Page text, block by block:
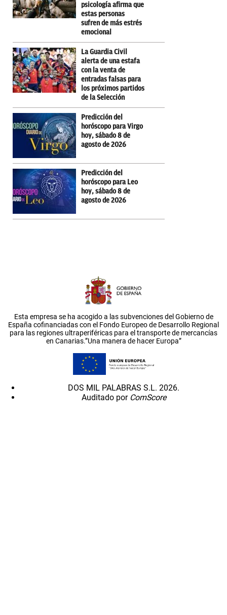
psicología afirma que
estas personas
sufren de más estrés
emocional
La Guardia Civil
alerta de una estafa
con la venta de
entradas falsas para
los próximos partidos
de la Selección
Predicción del
horóscopo para Virgo
hoy, sábado 8 de
agosto de 2026
Predicción del
horóscopo para Leo
hoy, sábado 8 de
agosto de 2026
Esta empresa se ha acogido a las subvenciones del Gobierno de
España cofinanciadas con el Fondo Europeo de Desarrollo Regional
para las regiones ultraperiféricas para el transporte de mercancías
en Canarias.”Una manera de hacer Europa”
DOS MIL PALABRAS S.L. 2026.
Auditado por ComScore